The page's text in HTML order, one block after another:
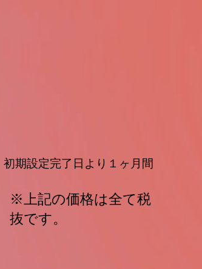
​※上記の価格は全て税
抜です。
​初期設定完了日より１ヶ月間